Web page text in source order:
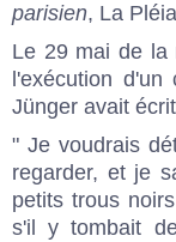
parisien, La
Le 29 mai de la
l'exécution
Jünger avait
" Je voudrais
regarder, et je
petits trous
s'il y tombait